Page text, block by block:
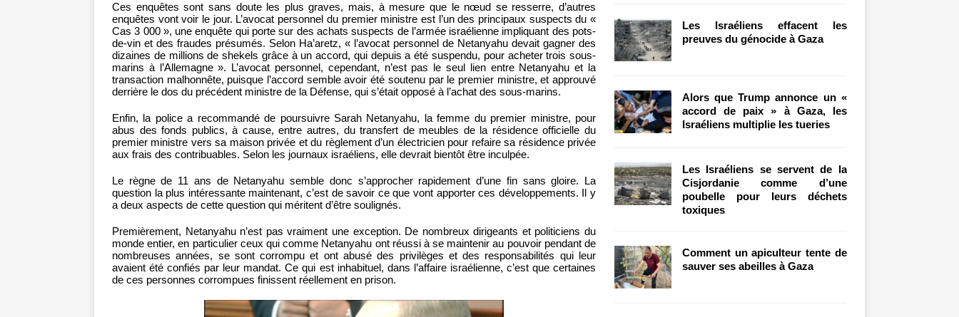
Ces enquêtes sont sans doute les plus graves, mais, à mesure que le nœud se resserre, d’autres
enquêtes vont voir le jour. L’avocat personnel du premier ministre est l’un des principaux suspects du «
Cas 3 000 », une enquête qui porte sur des achats suspects de l’armée israélienne impliquant des pots-
de-vin et des fraudes présumés. Selon Ha’aretz, « l’avocat personnel de Netanyahu devait gagner des
dizaines de millions de shekels grâce à un accord, qui depuis a été suspendu, pour acheter trois sous-
marins à l’Allemagne ». L’avocat personnel, cependant, n’est pas le seul lien entre Netanyahu et la
transaction malhonnête, puisque l’accord semble avoir été soutenu par le premier ministre, et approuvé
derrière le dos du précédent ministre de la Défense, qui s’était opposé à l’achat des sous-marins.
Enfin, la police a recommandé de poursuivre Sarah Netanyahu, la femme du premier ministre, pour
abus des fonds publics, à cause, entre autres, du transfert de meubles de la résidence officielle du
premier ministre vers sa maison privée et du règlement d’un électricien pour refaire sa résidence privée
aux frais des contribuables. Selon les journaux israéliens, elle devrait bientôt être inculpée.
Le règne de 11 ans de Netanyahu semble donc s’approcher rapidement d’une fin sans gloire. La
question la plus intéressante maintenant, c’est de savoir ce que vont apporter ces développements. Il y
a deux aspects de cette question qui méritent d’être soulignés.
Premièrement, Netanyahu n’est pas vraiment une exception. De nombreux dirigeants et politiciens du
monde entier, en particulier ceux qui comme Netanyahu ont réussi à se maintenir au pouvoir pendant de
nombreuses années, se sont corrompu et ont abusé des privilèges et des responsabilités qui leur
avaient été confiés par leur mandat. Ce qui est inhabituel, dans l’affaire israélienne, c’est que certaines
de ces personnes corrompues finissent réellement en prison.
Les Israéliens effacent les
preuves du génocide à Gaza
Alors que Trump annonce un «
accord de paix » à Gaza, les
Israéliens multiplie les tueries
Les Israéliens se servent de la
Cisjordanie comme d’une
poubelle pour leurs déchets
toxiques
Comment un apiculteur tente de
sauver ses abeilles à Gaza